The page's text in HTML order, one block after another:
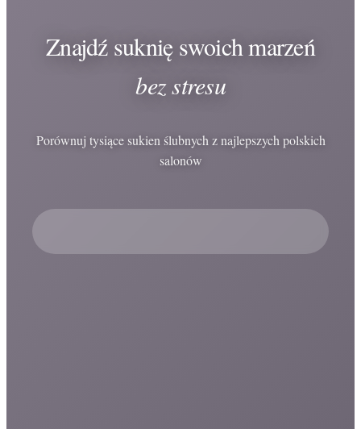
Znajdź suknię swoich marzeń
bez stresu
Porównuj tysiące sukien ślubnych z najlepszych polskich
salonów